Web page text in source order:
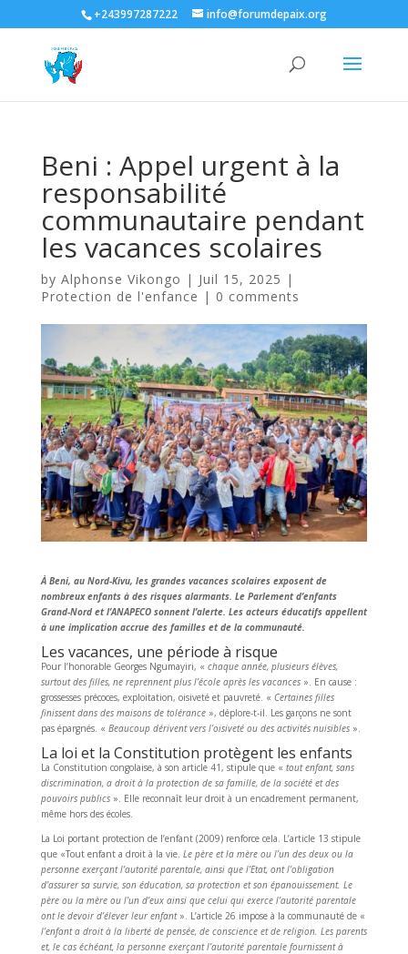
+243997287222 info@forumdepaix.org
Beni : Appel urgent à la
responsabilité
communautaire pendant
les vacances scolaires
by Alphonse Vikongo | Juil 15, 2025 |
Protection de l'enfance | 0 comments
À Beni, au Nord-Kivu, les grandes vacances scolaires exposent de
nombreux enfants à des risques alarmants. Le Parlement d’enfants
Grand-Nord et l’ANAPECO sonnent l’alerte. Les acteurs éducatifs appellent
à une implication accrue des familles et de la communauté.
Les vacances, une période à risque
Pour l’honorable Georges Ngumayiri, « chaque année, plusieurs élèves,
surtout des filles, ne reprennent plus l’école après les vacances». En cause :
grossesses précoces, exploitation, oisiveté et pauvreté. « Certaines filles
finissent dans des maisons de tolérance», déplore-t-il. Les garçons ne sont
pas épargnés. « Beaucoup dérivent vers l’oisiveté ou des activités nuisibles».
La loi et la Constitution protègent les enfants
La Constitution congolaise, à son article 41, stipule que « tout enfant, sans
discrimination, a droit à la protection de sa famille, de la société et des
pouvoirs publics ». Elle reconnaît leur droit à un encadrement permanent,
même hors des écoles.
La Loi portant protection de l’enfant (2009) renforce cela. L’article 13 stipule
que «Tout enfant a droit à la vie. Le père et la mère ou l’un des deux ou la
personne exerçant l’autorité parentale, ainsi que l’Etat, ont l’obligation
d’assurer sa survie, son éducation, sa protection et son épanouissement. Le
père ou la mère ou l’un d’eux ainsi que celui qui exerce l’autorité parentale
ont le devoir d’élever leur enfant». L’article 26 impose à la communauté de «
l’enfant a droit à la liberté de pensée, de conscience et de religion. Les parents
et, le cas échéant, la personne exerçant l’autorité parentale fournissent à